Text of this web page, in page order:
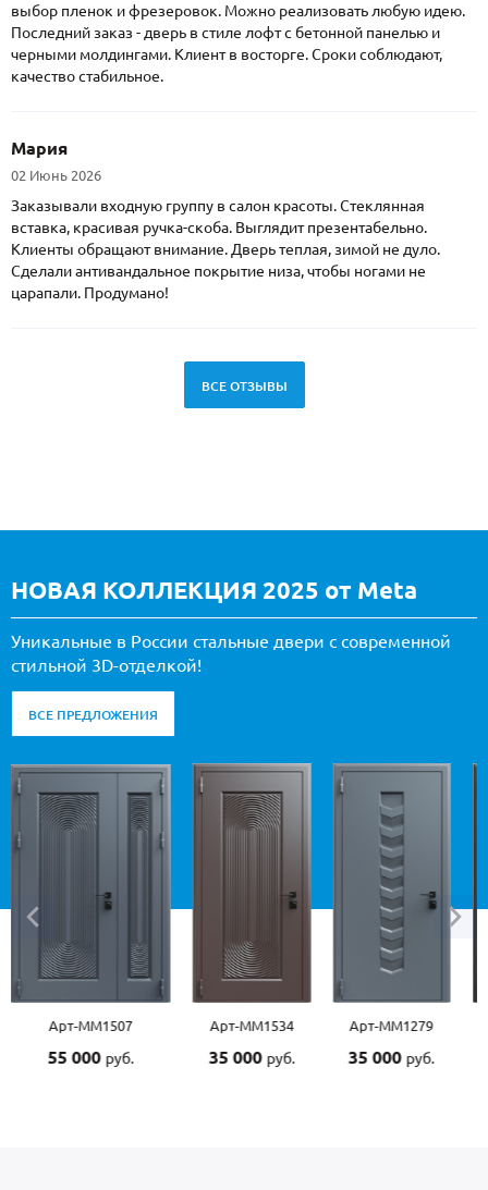
выбор пленок и фрезеровок. Можно реализовать любую идею.
Последний заказ - дверь в стиле лофт с бетонной панелью и
черными молдингами. Клиент в восторге. Сроки соблюдают,
качество стабильное.
Мария
02 Июнь 2026
Заказывали входную группу в салон красоты. Стеклянная
вставка, красивая ручка-скоба. Выглядит презентабельно.
Клиенты обращают внимание. Дверь теплая, зимой не дуло.
Сделали антивандальное покрытие низа, чтобы ногами не
царапали. Продумано!
ВСЕ ОТЗЫВЫ
НОВАЯ КОЛЛЕКЦИЯ 2025 от Meta
Уникальные в России стальные двери с современной
стильной 3D-отделкой!
ВСЕ ПРЕДЛОЖЕНИЯ
Арт-ММ1534
35 000руб.
Арт-ММ1279
35 000руб.
Арт-ММ1570
45 000руб.